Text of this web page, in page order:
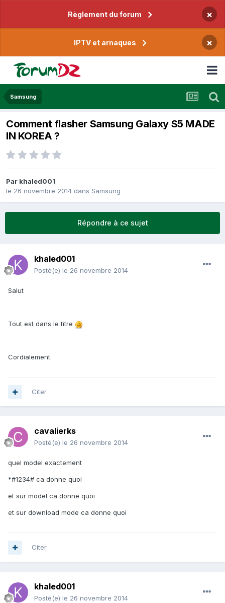
Règlement du forum ×
IPTV et arnaques ×
Samsung
Comment flasher Samsung Galaxy S5 MADE
IN KOREA ?
Par khaled001
le 26 novembre 2014 dans Samsung
Répondre à ce sujet
khaled001
Posté(e) le 26 novembre 2014
Salut
Tout est dans le titre
Cordialement.
Citer
cavalierks
Posté(e) le 26 novembre 2014
quel model exactement
*#1234# ca donne quoi
et sur model ca donne quoi
et sur download mode ca donne quoi
Citer
khaled001
Posté(e) le 26 novembre 2014